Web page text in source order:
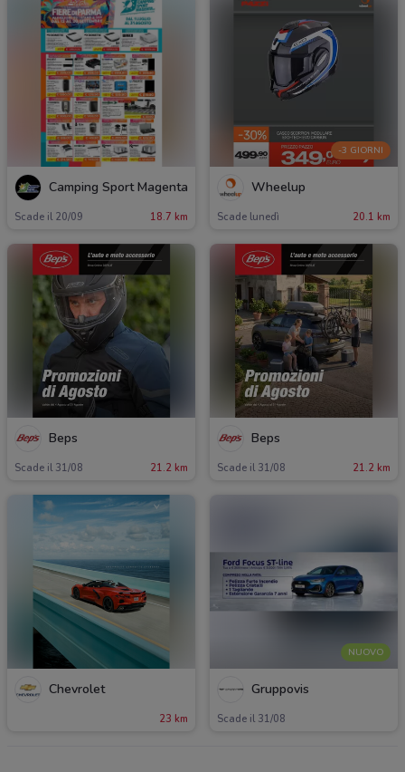
Camping Sport Magenta
Scade il 20/09 18.7 km
-3 GIORNI
Wheelup
Scade lunedì 20.1 km
Beps
Scade il 31/08 21.2 km
Beps
Scade il 31/08 21.2 km
Chevrolet
23 km
NUOVO
Gruppovis
Scade il 31/08